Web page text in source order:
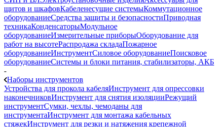
щитов и шкафовКабеленесущие системыКоммутационное
оборудованиеСредства защиты и безопасностиПриводная
техникаКонденсаторыМодульное
оборудованиеИзмерительные приборыОборудование для
работ на высотеРаспродажа складаПожарное
оборудованиеИнструментСиловое оборудованиеПоисковое
оборудованиеСистемы и блоки питания, стабилизаторы, АКБ
-
Наборы инструментов
Устройства для прокола кабеляИнструмент для опрессовки
наконечниковИнструмент для снятия изоляцииРежущий
инструментСумки, чехлы, чемоданы для
инструментаИнструмент для монтажа кабельных
стяжекИнструмент для резки и натяжения крепежной